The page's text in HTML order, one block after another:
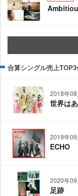
合算シングル売上
2018年08
世界は
2019年09
ECHO
2020年09
足跡